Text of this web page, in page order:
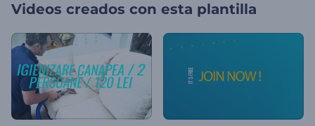
Videos creados con esta plantilla